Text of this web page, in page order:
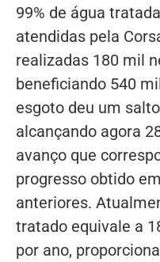
99% de água
atendidas pela
realizadas 180 mil
beneficiando 540
esgoto deu um
alcançando agora
avanço que
progresso obtido
anteriores.
tratado equivale a
por ano,